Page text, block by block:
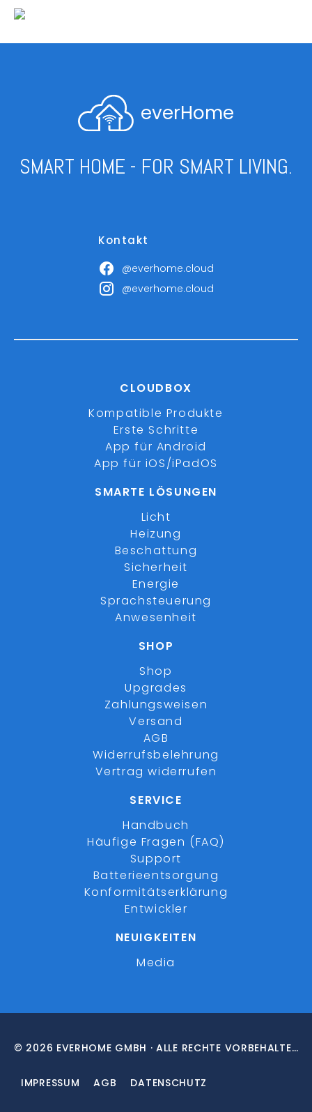
everHome
SMART HOME - FOR SMART LIVING.
Kontakt
@everhome.cloud
@everhome.cloud
CLOUDBOX
Kompatible Produkte
Erste Schritte
App für Android
App für iOS/iPadOS
SMARTE LÖSUNGEN
Licht
Heizung
Beschattung
Sicherheit
Energie
Sprachsteuerung
Anwesenheit
SHOP
Shop
Upgrades
Zahlungsweisen
Versand
AGB
Widerrufsbelehrung
Vertrag widerrufen
SERVICE
Handbuch
Häufige Fragen (FAQ)
Support
Batterieentsorgung
Konformitätserklärung
Entwickler
NEUIGKEITEN
Media
© 2026 EVERHOME GMBH · ALLE RECHTE VORBEHALTEN
IMPRESSUM AGB DATENSCHUTZ